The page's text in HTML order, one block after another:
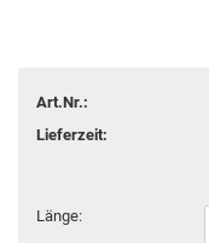
Art.Nr.:
Lieferzeit:
Länge: